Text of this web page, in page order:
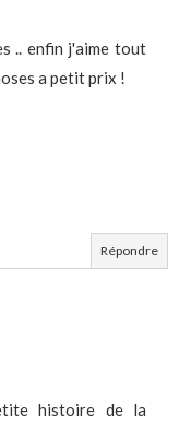
.. enfin j'aime tout
a petit prix !
Répondre
histoire de la